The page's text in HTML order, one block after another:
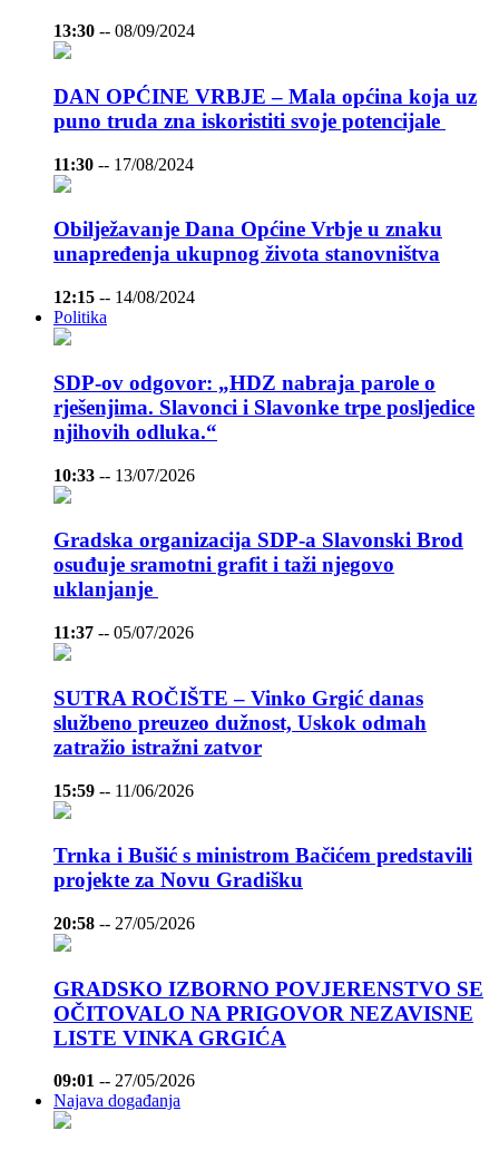
13:30 -- 08/09/2024
DAN OPĆINE VRBJE – Mala općina koja uz
puno truda zna iskoristiti svoje potencijale
11:30 -- 17/08/2024
Obilježavanje Dana Općine Vrbje u znaku
unapređenja ukupnog života stanovništva
12:15 -- 14/08/2024
Politika
SDP-ov odgovor: „HDZ nabraja parole o
rješenjima. Slavonci i Slavonke trpe posljedice
njihovih odluka.“
10:33 -- 13/07/2026
Gradska organizacija SDP-a Slavonski Brod
osuđuje sramotni grafit i taži njegovo
uklanjanje
11:37 -- 05/07/2026
SUTRA ROČIŠTE – Vinko Grgić danas
službeno preuzeo dužnost, Uskok odmah
zatražio istražni zatvor
15:59 -- 11/06/2026
Trnka i Bušić s ministrom Bačićem predstavili
projekte za Novu Gradišku
20:58 -- 27/05/2026
GRADSKO IZBORNO POVJERENSTVO SE
OČITOVALO NA PRIGOVOR NEZAVISNE
LISTE VINKA GRGIĆA
09:01 -- 27/05/2026
Najava događanja